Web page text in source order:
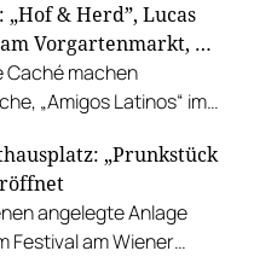
& Herd”, Lucas
Vorgartenmarkt, …
Caché machen
„Amigos Latinos“ im
in der Riederalm
„Prunkstück
angelegte Anlage
Festival am Wiener